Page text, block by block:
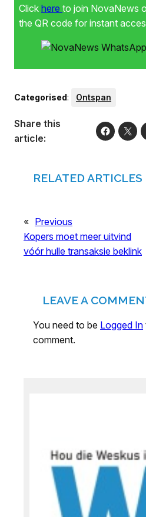
Click here to join NovaNews
the QR code for instant
Categorised: Ontspan
Share this
article:
RELATED ARTICLES
« Previous
Kopers moet meer uitvind
vóór hulle transaksie beklink
LEAVE A
You need to be Logged In
comment.